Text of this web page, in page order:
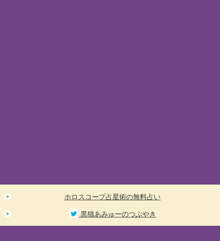
ホロスコープ占星術の無料占い
黒猫あみゅーのつぶやき